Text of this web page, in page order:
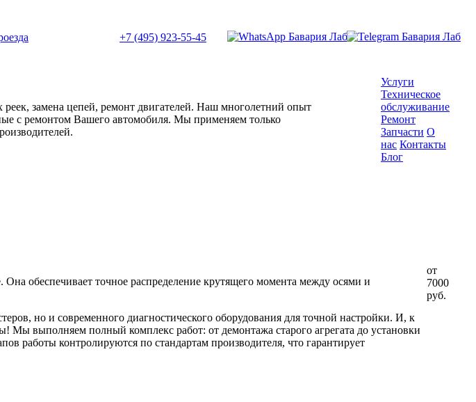
+7 (495) 923-55-45
замена цепей, ремонт двигателей. Наш многолетний опыт
с ремонтом Вашего автомобиля. Мы применяем только
Услуги
Техническое
обслуживание
Ремонт
Запчасти О
нас Контакты
Блог
обеспечивает точное распределение крутящего момента между осями и
но и современного диагностического оборудования для точной настройки. И, к
выполняем полный комплекс работ: от демонтажа старого агрегата до установки
работы контролируются по стандартам производителя, что гарантирует
от
7000
руб.